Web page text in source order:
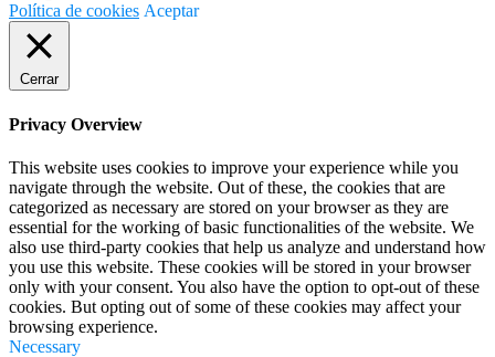
Política de cookies Aceptar
Cerrar
Privacy Overview
This website uses cookies to improve your experience while you
navigate through the website. Out of these, the cookies that are
categorized as necessary are stored on your browser as they are
essential for the working of basic functionalities of the website. We
also use third-party cookies that help us analyze and understand how
you use this website. These cookies will be stored in your browser
only with your consent. You also have the option to opt-out of these
cookies. But opting out of some of these cookies may affect your
browsing experience.
Necessary